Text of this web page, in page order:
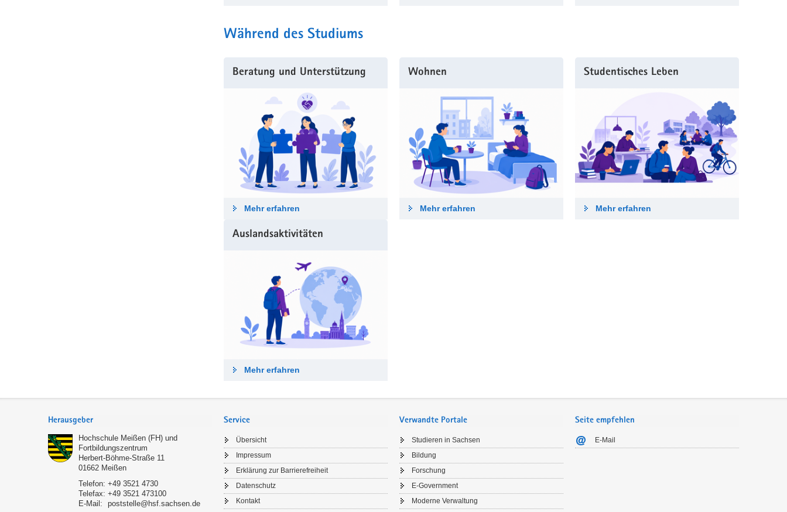
Während des Studiums
Beratung und Unterstützung
Mehr erfahren
Wohnen
Mehr erfahren
Studentisches Leben
Mehr erfahren
Auslandsaktivitäten
Mehr erfahren
Herausgeber
Hochschule Meißen (FH) und
Fortbildungszentrum
Herbert-Böhme-Straße 11
01662 Meißen
Telefon: +49 3521 4730
Telefax: +49 3521 473100
E-Mail:
poststelle@hsf.sachsen.de
Service
Übersicht
Impressum
Erklärung zur Barrierefreiheit
Datenschutz
Kontakt
Verwandte Portale
Studieren in Sachsen
Bildung
Forschung
E-Government
Moderne Verwaltung
Seite empfehlen
E-Mail